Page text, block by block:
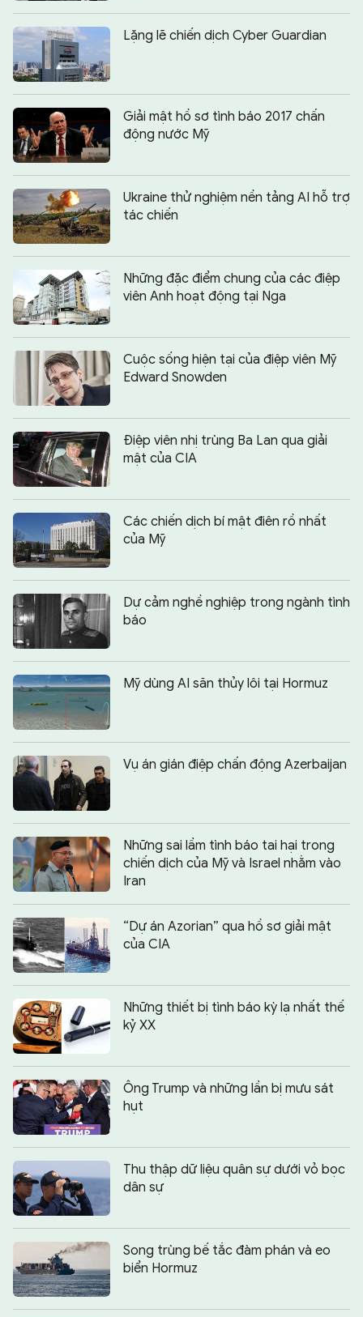
Lặng lẽ chiến dịch Cyber Guardian
Giải mật hồ sơ tình báo 2017 chấn
động nước Mỹ
Ukraine thử nghiệm nền tảng AI hỗ trợ
tác chiến
Những đặc điểm chung của các điệp
viên Anh hoạt động tại Nga
Cuộc sống hiện tại của điệp viên Mỹ
Edward Snowden
Điệp viên nhị trùng Ba Lan qua giải
mật của CIA
Các chiến dịch bí mật điên rồ nhất
của Mỹ
Dự cảm nghề nghiệp trong ngành tình
báo
Mỹ dùng AI săn thủy lôi tại Hormuz
Vụ án gián điệp chấn động Azerbaijan
Những sai lầm tình báo tai hại trong
chiến dịch của Mỹ và Israel nhằm vào
Iran
“Dự án Azorian” qua hồ sơ giải mật
của CIA
Những thiết bị tình báo kỳ lạ nhất thế
kỷ XX
Ông Trump và những lần bị mưu sát
hụt
Thu thập dữ liệu quân sự dưới vỏ bọc
dân sự
Song trùng bế tắc đàm phán và eo
biển Hormuz